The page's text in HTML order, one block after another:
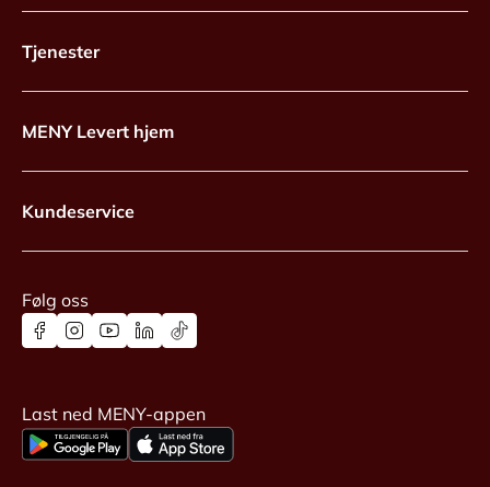
Tjenester
MENY Levert hjem
Kundeservice
Følg oss
Last ned MENY-appen